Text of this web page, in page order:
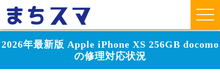
2026年最新版 Apple iPhone XS 256GB docomo
の修理対応状況